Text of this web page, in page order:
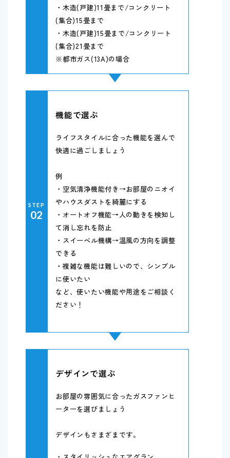
・木造(戸建)11畳まで/コンクリート
(集合)15畳まで
・木造(戸建)15畳まで/コンクリート
(集合)21畳まで
※都市ガス(13A)の場合
STEP
02
機能で選ぶ
ライフスタイルに合った機能を選んで
快適に過ごしましょう
例
・空気清浄機能付き→お部屋のニオイ
やハウスダストを綺麗にする
・オートオフ機能→人の動きを検知し
て消し忘れを防止
・スイーベル機構→温風の方向を調整
できる
・複雑な機能は難しいので、シンプル
に使いたい
など、使いたい機能や用途をご相談く
ださい！
デザインで選ぶ
お部屋の雰囲気に合ったガスファンヒ
ーターを選びましょう
デザインもさまざまです。